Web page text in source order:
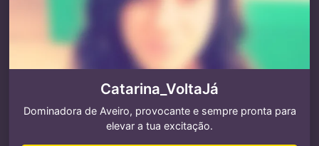
Catarina_VoltaJá
Dominadora de Aveiro, provocante e sempre pronta para
elevar a tua excitação.